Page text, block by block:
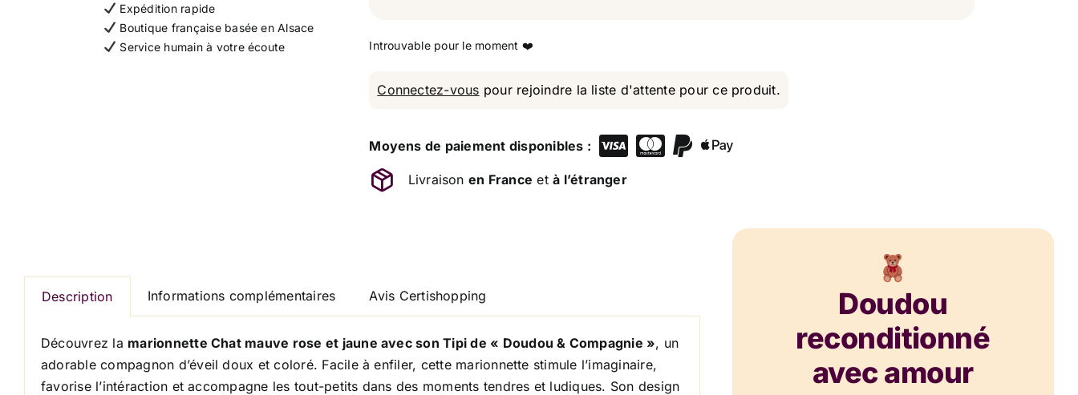
Expédition rapide
Boutique française basée en Alsace
Service humain à votre écoute
Connectez-vous pour rejoindre la liste d'attente pour ce produit.
Moyens de paiement disponibles :
Livraison en France età l’étranger
Description Informations complémentaires Avis Certishopping
Découvrez la marionnette Chat mauve rose et jaune avec son Tipi de « Doudou & Compagnie », un
adorable compagnon d’éveil doux et coloré. Facile à enfiler, cette marionnette stimule l’imaginaire,
favorise l’intéraction et accompagne les tout-petits dans des moments tendres et ludiques. Son design
Doudou
reconditionné
avec amour